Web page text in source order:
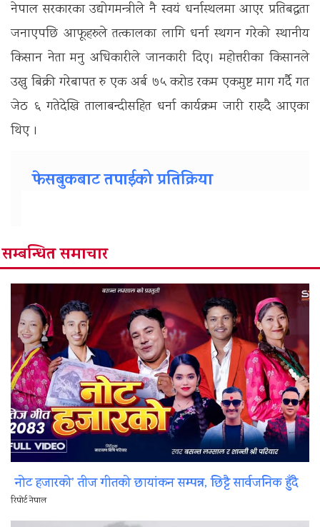
नेपाल सरकारका उद्योगमन्त्रीले नै स्वयं धर्नास्थलमा आएर प्रतिबद्धता
जनाएपछि आफूहरुले तत्कालका लागि धर्ना स्थगन गरेको स्थानीय
किसान नेता मनु अधिकारीले जानकारी दिए। महोत्तरीका किसानले
उखु बिक्री गरेबापत रु एक अर्ब ७५ करोड रकम एकमुष्ट माग गर्दै गत
जेठ ६ गतेदेखि तालाबन्दीसहित धर्ना कार्यक्रम जारी राख्दै आएका
थिए ।
फेसबुकबाट तपाईको प्रतिक्रिया
सम्बन्धित समाचार
नोट हजारको’ तीज गीतको छायांकन सम्पन्न, छिट्टै सार्वजनिक हुँदै
रिपोर्ट नेपाल